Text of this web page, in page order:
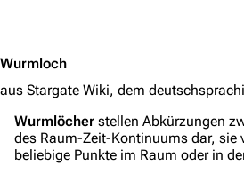
Das Stargate-
Themenportal
Wurmloch
aus Stargate Wiki, dem
Wurmlöcher stellen Abkürzungen
des Raum-Zeit-Kontinuums dar, sie
beliebige Punkte im Raum oder in